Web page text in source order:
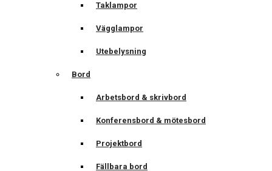
Taklampor
Vägglampor
Utebelysning
Bord
Arbetsbord & skrivbord
Konferensbord & mötesbord
Projektbord
Fällbara bord